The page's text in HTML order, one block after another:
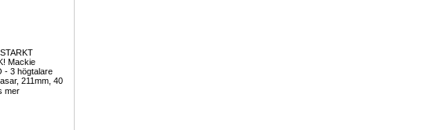
Mackie
- 3 högtalare
211mm, 40
mer